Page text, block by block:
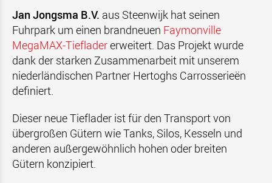
Jan Jongsma B.V. aus Steenwijk hat seinen
Fuhrpark um einen brandneuen Faymonville
MegaMAX-Tiefladererweitert. Das Projekt wurde
dank der starken Zusammenarbeit mit unserem
niederländischen Partner Hertoghs Carrosserieën
definiert.
Dieser neue Tieflader ist für den Transport von
übergroßen Gütern wie Tanks, Silos, Kesseln und
anderen außergewöhnlich hohen oder breiten
Gütern konzipiert.